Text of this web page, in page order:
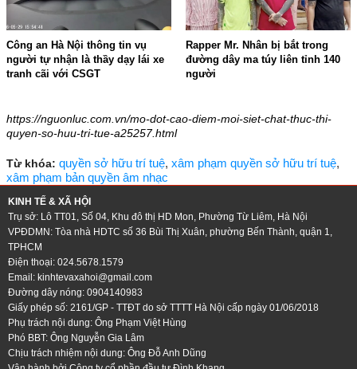
Công an Hà Nội thông tin vụ
người tự nhận là thầy dạy lái xe
tranh cãi với CSGT
Rapper Mr. Nhân bị bắt trong
đường dây ma túy liên tỉnh 140
người
https://nguonluc.com.vn/mo-dot-cao-diem-moi-siet-chat-thuc-thi-
quyen-so-huu-tri-tue-a25257.html
Từ khóa: quyền sở hữu trí tuệ, xâm phạm quyền sở hữu trí tuệ,
xâm phạm bản quyền âm nhạc
KINH TẾ & XÃ HỘI
Trụ sở: Lô TT01, Số 04, Khu đô thị HD Mon, Phường Từ Liêm, Hà Nội
VPĐDMN: Tòa nhà HDTC số 36 Bùi Thị Xuân, phường Bến Thành, quận 1,
TPHCM
Điện thoại: 024.5678.1579
Email: kinhtevaxahoi@gmail.com
Đường dây nóng: 0904140983
Giấy phép số: 2161/GP - TTĐT do sở TTTT Hà Nội cấp ngày 01/06/2018
Phụ trách nội dung: Ông Phạm Việt Hùng
Phó BBT: Ông Nguyễn Gia Lâm
Chịu trách nhiệm nội dung: Ông Đỗ Anh Dũng